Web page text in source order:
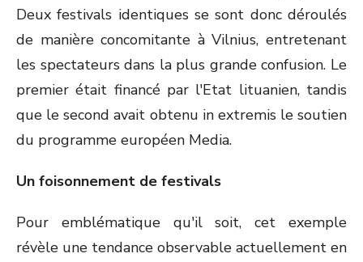
Deux festivals identiques se sont donc déroulés
de manière concomitante à Vilnius, entretenant
les spectateurs dans la plus grande confusion. Le
premier était financé par l'Etat lituanien, tandis
que le second avait obtenu in extremis le soutien
du programme européen Media.
Un foisonnement de festivals
Pour emblématique qu'il soit, cet exemple
révèle une tendance observable actuellement en